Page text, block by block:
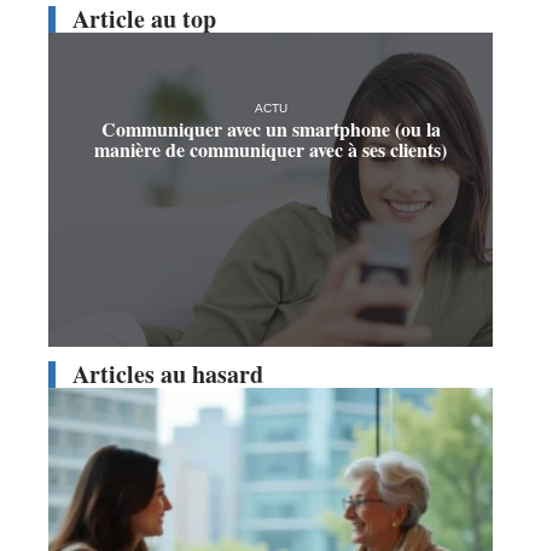
Article au top
ACTU
Communiquer avec un smartphone (ou la
manière de communiquer avec à ses clients)
Articles au hasard